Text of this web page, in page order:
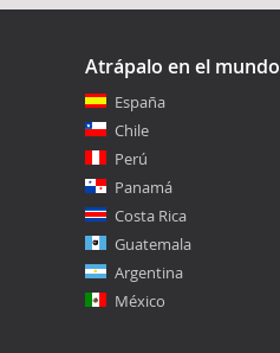
Atrápalo en el mundo
España
Chile
Perú
Panamá
Costa Rica
Guatemala
Argentina
México